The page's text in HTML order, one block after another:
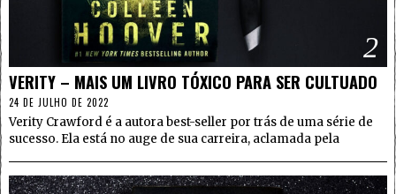
2
VERITY – MAIS UM LIVRO TÓXICO PARA SER CULTUADO
24 DE JULHO DE 2022
Verity Crawford é a autora best-seller por trás de uma série de
sucesso. Ela está no auge de sua carreira, aclamada pela